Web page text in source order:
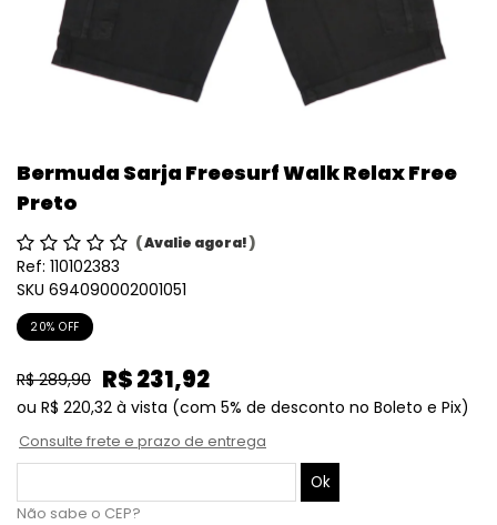
Bermuda Sarja Freesurf Walk Relax Free
Preto
(Avalie agora!)
Ref: 110102383
SKU 694090002001051
20% OFF
R$ 289,90 R$ 231,92
ou R$ 220,32 à vista (com 5% de desconto no Boleto e Pix)
Consulte frete e prazo de entrega
Não sabe o CEP?